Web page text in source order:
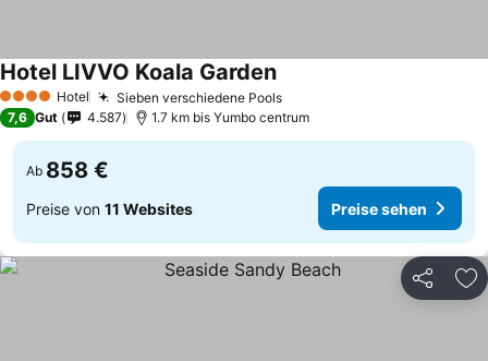
4 Sterne Hotel Sieben verschiedene PoolsPreise sehen
Hotel LIVVO Koala GardenPreise sehen
7,6 Gut 4.587 1.7 km bis Yumbo centrum
Ab 858 €
Preise von 11 Websites Preise sehen
Teilen